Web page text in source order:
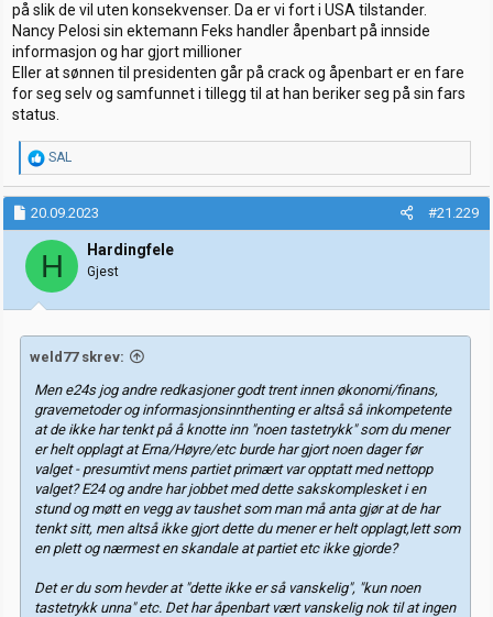
på slik de vil uten konsekvenser. Da er vi fort i USA tilstander.
Nancy Pelosi sin ektemann Feks handler åpenbart på innside
informasjon og har gjort millioner
Eller at sønnen til presidenten går på crack og åpenbart er en fare
for seg selv og samfunnet i tillegg til at han beriker seg på sin fars
status.
R
e
a
k
s
j
o
e
r
:
SAL
20.09.2023 #21.229
H Hardingfele
Gjest
weld77 skrev:
Men e24s jog andre redkasjoner godt trent innen økonomi/finans,
gravemetoder og informasjonsinnthenting er altså så inkompetente
at de ikke har tenkt på å knotte inn "noen tastetrykk" som du mener
er helt opplagt at Erna/Høyre/etc burde har gjort noen dager før
valget - presumtivt mens partiet primært var opptatt med nettopp
valget? E24 og andre har jobbet med dette sakskomplesket i en
stund og møtt en vegg av taushet som man må anta gjør at de har
tenkt sitt, men altså ikke gjort dette du mener er helt opplagt,lett som
en plett og nærmest en skandale at partiet etc ikke gjorde?
Det er du som hevder at "dette ikke er så vanskelig", "kun noen
tastetrykk unna" etc. Det har åpenbart vært vanskelig nok til at ingen